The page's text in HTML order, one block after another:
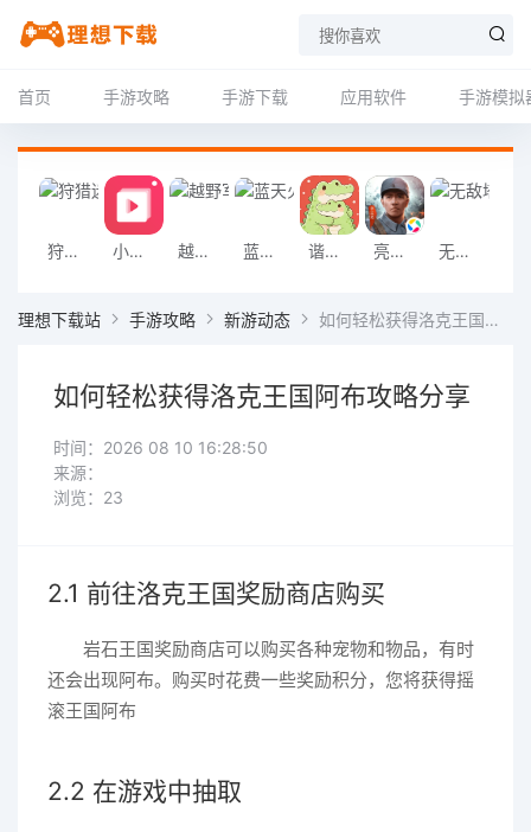
首页 手游攻略 手游下载 应用软件 手游模拟
狩猎迷城恐龙大战游戏 小影记app 越野军事卡车司机游戏 蓝天火龙传奇安卓版 谐音梗游戏 亮剑2026官方版 无敌塔防王游戏
理想下载站 手游攻略 新游动态 如何轻松获得洛克王国阿布攻略分享
如何轻松获得洛克王国阿布攻略分享
时间：2026 08 10 16:28:50
来源：
浏览：23
2.1 前往洛克王国奖励商店购买
岩石王国奖励商店可以购买各种宠物和物品，有时
还会出现阿布。购买时花费一些奖励积分，您将获得摇
滚王国阿布
2.2 在游戏中抽取